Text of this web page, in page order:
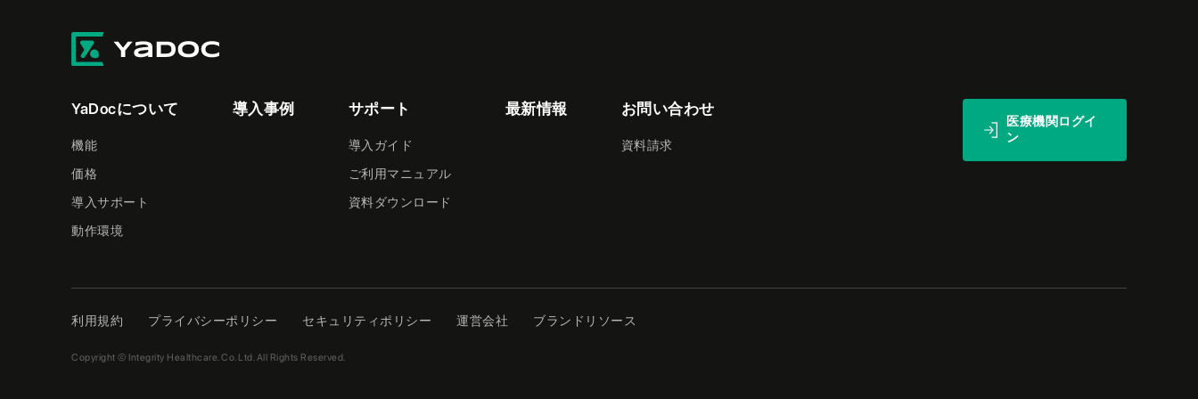
YaDocについて
機能
価格
導入サポート
動作環境
導入事例 サポート
導入ガイド
ご利用マニュアル
資料ダウンロード
最新情報 お問い合わせ
資料請求
医療機関ログイ
ン
利用規約 プライバシーポリシー セキュリティポリシー 運営会社 ブランドリソース
Copyright © Integrity Healthcare. Co. Ltd. All Rights Reserved.